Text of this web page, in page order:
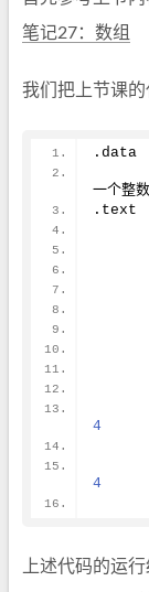
笔记27：数组
我们把上节课的
.data
一个整数
.text
4
4
上述代码的运